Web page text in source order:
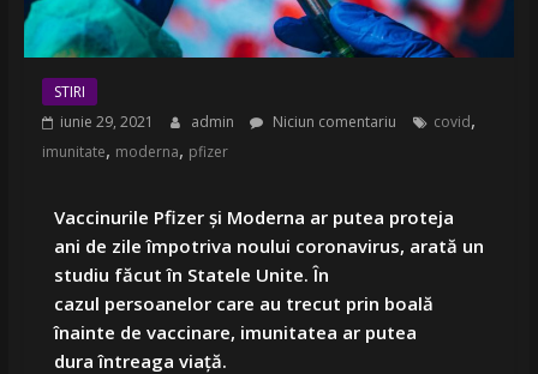
STIRI
iunie 29, 2021
admin Niciun comentariu covid,
imunitate, moderna, pfizer
Vaccinurile Pfizer și Moderna ar putea proteja
ani de zile împotriva noului coronavirus, arată un
studiu făcut în Statele Unite. În
cazul persoanelor care au trecut prin boală
înainte de vaccinare, imunitatea ar putea
dura întreaga viață.